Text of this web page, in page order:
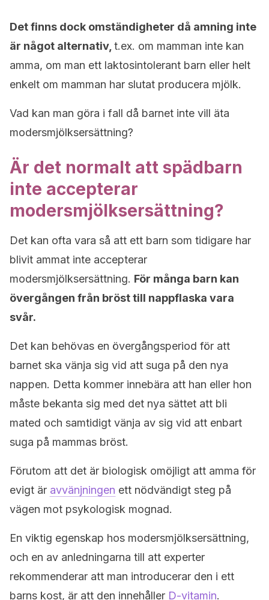
Det finns dock omständigheter då amning inte
är något alternativ, t.ex. om mamman inte kan
amma, om man ett laktosintolerant barn eller helt
enkelt om mamman har slutat producera mjölk.
Vad kan man göra i fall då barnet inte vill äta
modersmjölksersättning?
Är det normalt att spädbarn
inte accepterar
modersmjölksersättning?
Det kan ofta vara så att ett barn som tidigare har
blivit ammat inte accepterar
modersmjölksersättning. För många barn kan
övergången från bröst till nappflaska vara
svår.
Det kan behövas en övergångsperiod för att
barnet ska vänja sig vid att suga på den nya
nappen. Detta kommer innebära att han eller hon
måste bekanta sig med det nya sättet att bli
mated och samtidigt vänja av sig vid att enbart
suga på mammas bröst.
Förutom att det är biologisk omöjligt att amma för
evigt är avvänjningen ett nödvändigt steg på
vägen mot psykologisk mognad.
En viktig egenskap hos modersmjölksersättning,
och en av anledningarna till att experter
rekommenderar att man introducerar den i ett
barns kost, är att den innehåller D-vitamin.